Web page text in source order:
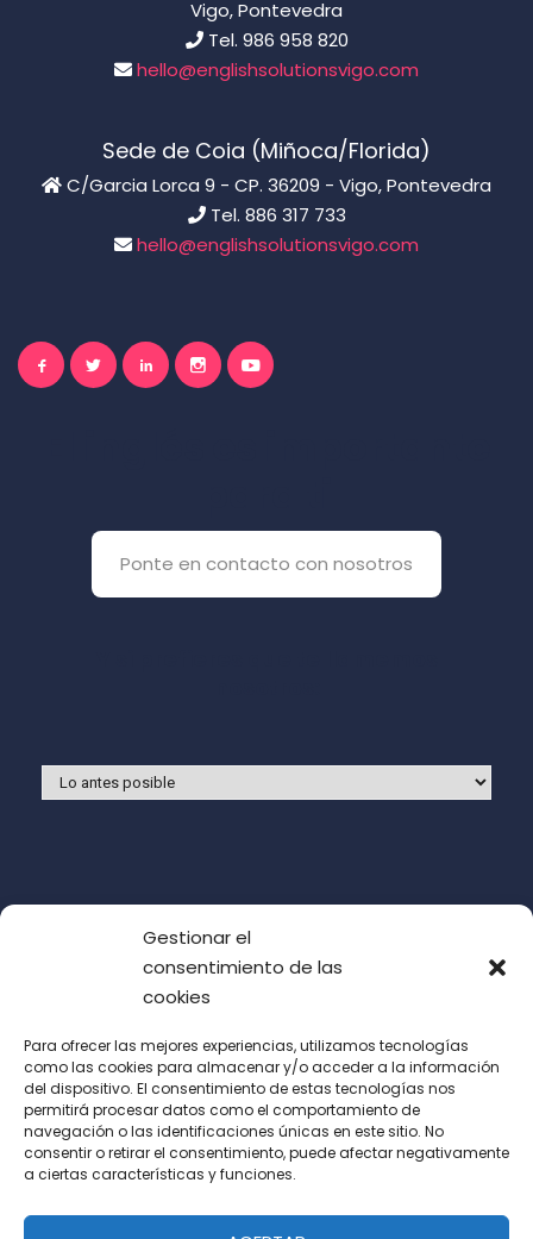
Gestionar el
consentimiento de las
cookies
Para ofrecer las mejores experiencias, utilizamos tecnologías
como las cookies para almacenar y/o acceder a la información
del dispositivo. El consentimiento de estas tecnologías nos
permitirá procesar datos como el comportamiento de
navegación o las identificaciones únicas en este sitio. No
consentir o retirar el consentimiento, puede afectar negativamente
a ciertas características y funciones.
Vigo, Pontevedra
Tel. 986 958 820
hello@englishsolutionsvigo.com
Sede de Coia (Miñoca/Florida)
C/Garcia Lorca 9 - CP. 36209 - Vigo, Pontevedra
Tel. 886 317 733
hello@englishsolutionsvigo.com
Ponte en contacto con nosotros
Acepto las condiciones de uso (LOPD)